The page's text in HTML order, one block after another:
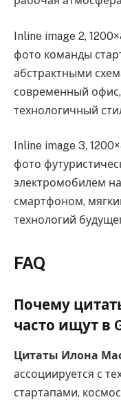
Inline image 2,
фото команды
абстрактными
современный
технологичный
Inline image 3,
фото
электромобилем
смартфоном,
технологий
FAQ
Почему
часто ищут в
Цитаты Илона
ассоциируется с
стартапами,